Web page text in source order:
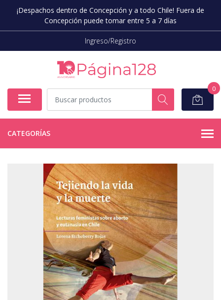
¡Despachos dentro de Concepción y a todo Chile! Fuera de
Concepción puede tomar entre 5 a 7 días
Ingreso/Registro
0
CATEGORÍAS